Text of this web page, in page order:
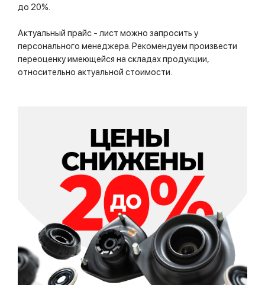
до 20%.
Актуальный прайс - лист можно запросить у
персонального менеджера. Рекомендуем произвести
переоценку имеющейся на складах продукции,
относительно актуальной стоимости.